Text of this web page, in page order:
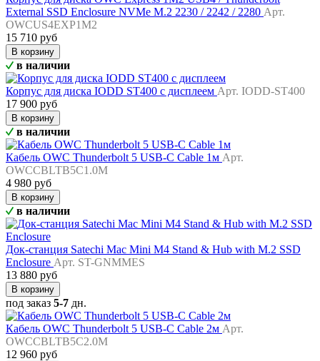
External SSD Enclosure NVMe M.2 2230 / 2242 / 2280 Арт.
OWCUS4EXP1M2
15 710 руб
В корзину
в наличии
Корпус для диска IODD ST400 с дисплеем Арт. IODD-ST400
17 900 руб
В корзину
в наличии
Кабель OWC Thunderbolt 5 USB-C Cable 1м Арт.
OWCCBLTB5C1.0M
4 980 руб
В корзину
в наличии
Док-станция Satechi Mac Mini M4 Stand & Hub with M.2 SSD
Enclosure Арт. ST-GNMMES
13 880 руб
В корзину
под заказ 5-7 дн.
Кабель OWC Thunderbolt 5 USB-C Cable 2м Арт.
OWCCBLTB5C2.0M
12 960 руб